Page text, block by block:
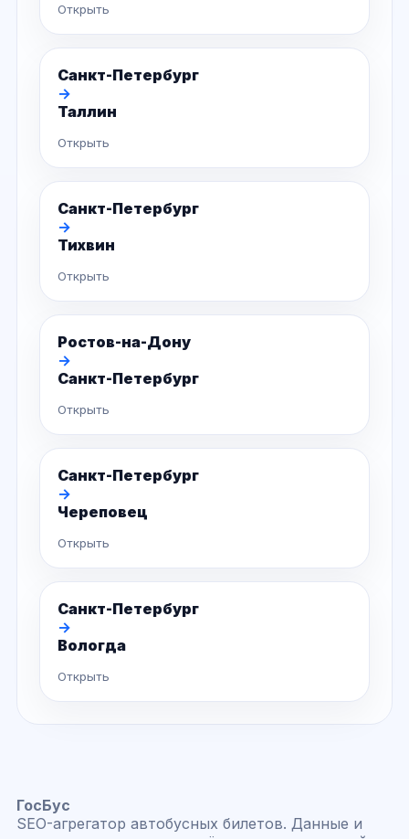
Открыть
Санкт-Петербург
→
Таллин
Открыть
Санкт-Петербург
→
Тихвин
Открыть
Ростов-на-Дону
→
Санкт-Петербург
Открыть
Санкт-Петербург
→
Череповец
Открыть
Санкт-Петербург
→
Вологда
Открыть
ГосБус
SEO-агрегатор автобусных билетов. Данные и